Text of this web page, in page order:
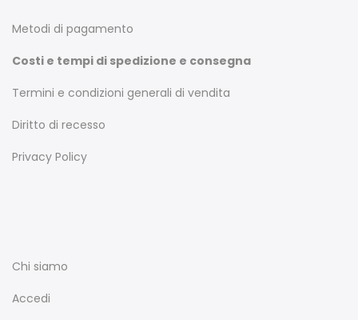
Metodi di pagamento
Costi e tempi di spedizione e consegna
Termini e condizioni generali di vendita
Diritto di recesso
Privacy Policy
Chi siamo
Accedi